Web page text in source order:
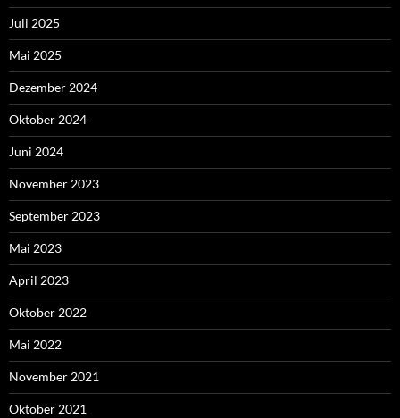
Juli 2025
Mai 2025
Dezember 2024
Oktober 2024
Juni 2024
November 2023
September 2023
Mai 2023
April 2023
Oktober 2022
Mai 2022
November 2021
Oktober 2021